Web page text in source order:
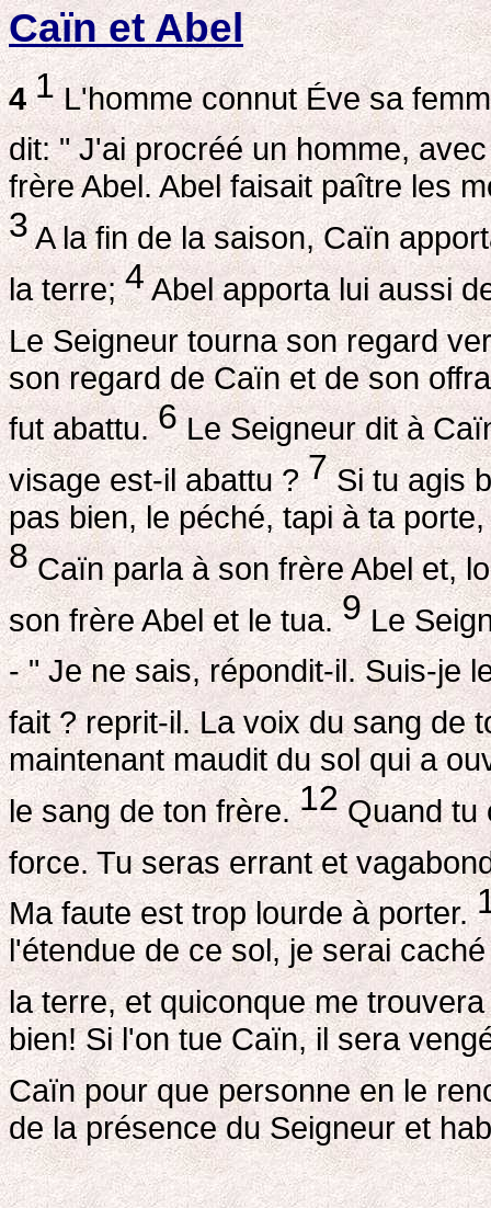
Caïn et Abel
4 1L'homme connut Éve sa
dit: " J'ai procréé un homme,
frère Abel. Abel faisait paître les
3A la fin de la saison, Caïn
la terre;4Abel apporta lui aussi
Le Seigneur tourna son regard
son regard de Caïn et de son
fut abattu.6Le Seigneur dit à
visage est-il abattu ?7Si tu agis
pas bien, le péché, tapi à ta
8Caïn parla à son frère Abel et,
son frère Abel et le tua.9Le
- " Je ne sais, répondit-il. Suis-je
fait ? reprit-il. La voix du sang de
maintenant maudit du sol qui a
le sang de ton frère.12Quand tu
force. Tu seras errant et
Ma faute est trop lourde à porter.
l'étendue de ce sol, je serai
la terre, et quiconque me
bien! Si l'on tue Caïn, il sera
Caïn pour que personne en le
de la présence du Seigneur et